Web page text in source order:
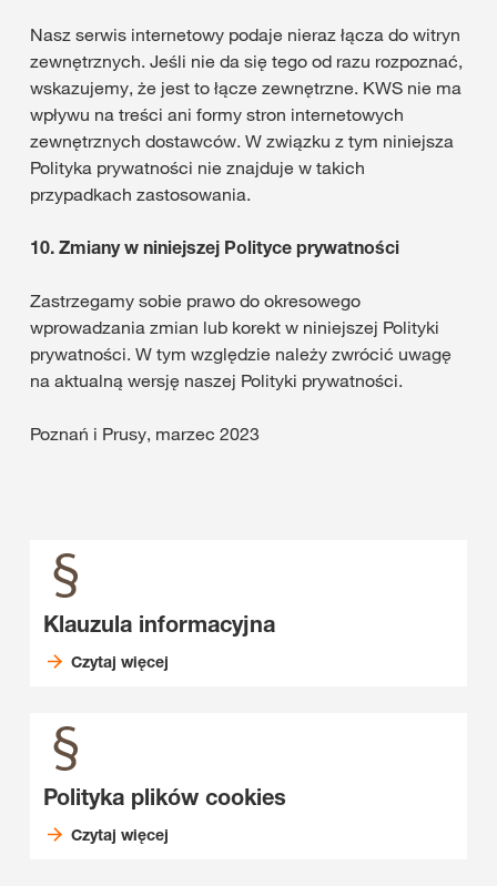
Nasz serwis internetowy podaje nieraz łącza do witryn
zewnętrznych. Jeśli nie da się tego od razu rozpoznać,
wskazujemy, że jest to łącze zewnętrzne. KWS nie ma
wpływu na treści ani formy stron internetowych
zewnętrznych dostawców. W związku z tym niniejsza
Polityka prywatności nie znajduje w takich
przypadkach zastosowania.
10. Zmiany w niniejszej Polityce prywatności
Zastrzegamy sobie prawo do okresowego
wprowadzania zmian lub korekt w niniejszej Polityki
prywatności. W tym względzie należy zwrócić uwagę
na aktualną wersję naszej Polityki prywatności.
Poznań i Prusy, marzec 2023
Klauzula informacyjna
Czytaj więcej
Polityka plików cookies
Czytaj więcej